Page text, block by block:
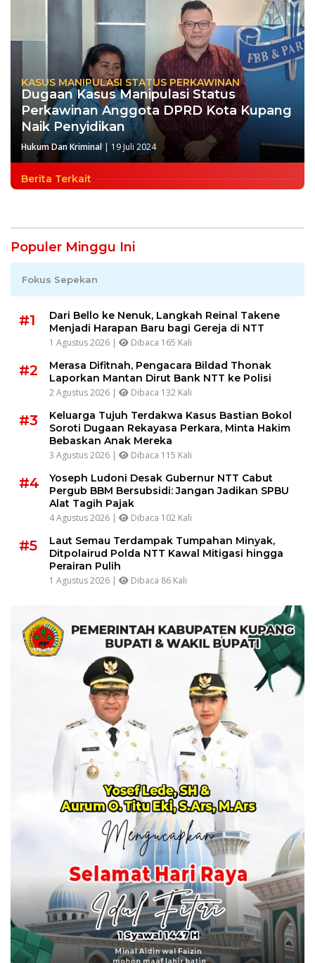
KASUS MANIPULASI STATUS PERKAWINAN
Dugaan Kasus Manipulasi Status
Perkawinan Anggota DPRD Kota Kupang
Naik Penyidikan
Hukum Dan Kriminal| 19 Juli 2024
Berita Terkait
Populer Minggu Ini
Fokus Sepekan
#1
Dari Bello ke Nenuk, Langkah Reinal Takene
Menjadi Harapan Baru bagi Gereja di NTT
1 Agustus 2026 | Dibaca 165 Kali
#2
Merasa Difitnah, Pengacara Bildad Thonak
Laporkan Mantan Dirut Bank NTT ke Polisi
2 Agustus 2026 | Dibaca 132 Kali
#3
Keluarga Tujuh Terdakwa Kasus Bastian Bokol
Soroti Dugaan Rekayasa Perkara, Minta Hakim
Bebaskan Anak Mereka
3 Agustus 2026 | Dibaca 115 Kali
#4
Yoseph Ludoni Desak Gubernur NTT Cabut
Pergub BBM Bersubsidi: Jangan Jadikan SPBU
Alat Tagih Pajak
4 Agustus 2026 | Dibaca 102 Kali
#5
Laut Semau Terdampak Tumpahan Minyak,
Ditpolairud Polda NTT Kawal Mitigasi hingga
Perairan Pulih
1 Agustus 2026 | Dibaca 86 Kali